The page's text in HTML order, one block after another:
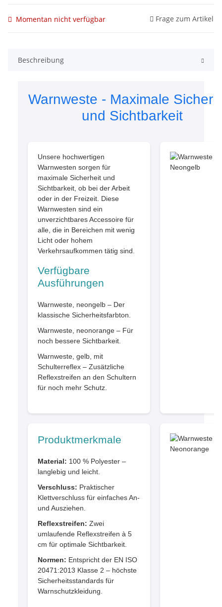
Momentan nicht verfügbar Frage zum Artikel
Beschreibung
Warnweste - Maximale
und Sichtbarkeit
Unsere hochwertigen
Warnwesten sorgen für
maximale Sicherheit und
Sichtbarkeit, ob bei der Arbeit
oder in der Freizeit. Diese
Warnwesten sind ein
unverzichtbares Accessoire für
alle, die in Bereichen mit wenig
Licht oder hohem
Verkehrsaufkommen tätig sind.
Verfügbare
Ausführungen
Warnweste, neongelb – Der
klassische Sicherheitsfarbton.
Warnweste, neonorange – Für
noch bessere Sichtbarkeit.
Warnweste, gelb, mit
Schulterreflex – Zusätzliche
Reflexstreifen an den Schultern
für noch mehr Schutz.
Produktmerkmale
Material: 100 % Polyester –
langlebig und leicht.
Verschluss: Praktischer
Klettverschluss für einfaches An-
und Ausziehen.
Reflexstreifen: Zwei
umlaufende Reflexstreifen à 5
cm für optimale Sichtbarkeit.
Normen: Entspricht der EN ISO
20471:2013 Klasse 2 – höchste
Sicherheitsstandards für
Warnschutzkleidung.